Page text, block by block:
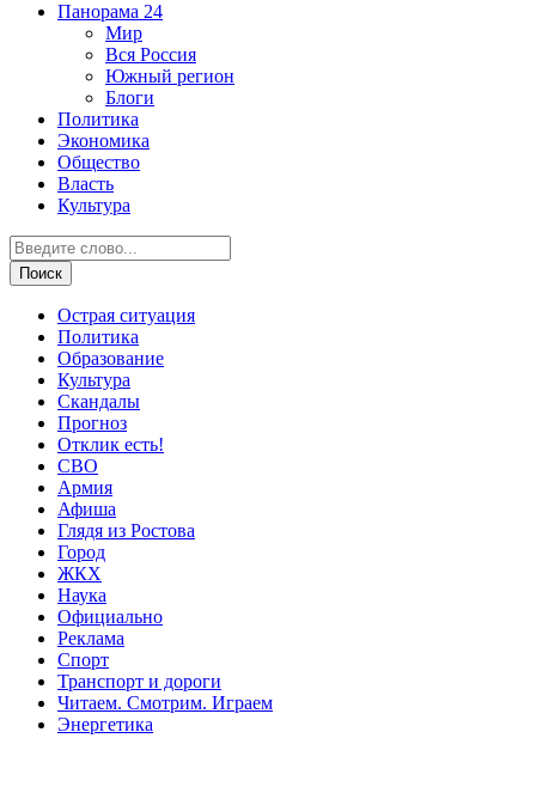
Панорама 24
Мир
Вся Россия
Южный регион
Блоги
Политика
Экономика
Общество
Власть
Культура
Острая ситуация
Политика
Образование
Культура
Скандалы
Прогноз
Отклик есть!
СВО
Армия
Афиша
Глядя из Ростова
Город
ЖКХ
Наука
Официально
Реклама
Спорт
Транспорт и дороги
Читаем. Смотрим. Играем
Энергетика